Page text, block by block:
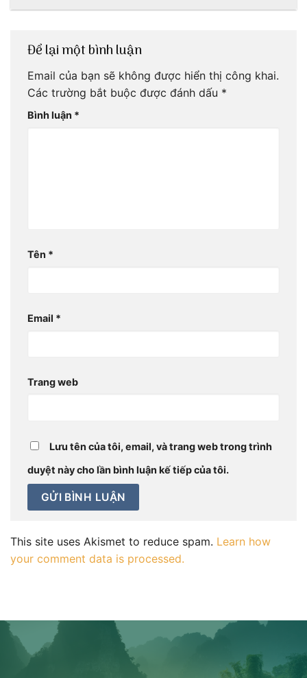
Để lại một bình luận
Email của bạn sẽ không được hiển thị công khai.
Các trường bắt buộc được đánh dấu *
Bình luận *
Tên *
Email *
Trang web
Lưu tên của tôi, email, và trang web trong trình
duyệt này cho lần bình luận kế tiếp của tôi.
This site uses Akismet to reduce spam. Learn how
your comment data is processed.